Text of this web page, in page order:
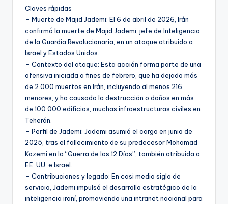
Claves rápidas
– Muerte de Majid Jademi: El 6 de abril de 2026, Irán
confirmó la muerte de Majid Jademi, jefe de Inteligencia
de la Guardia Revolucionaria, en un ataque atribuido a
Israel y Estados Unidos.
– Contexto del ataque: Esta acción forma parte de una
ofensiva iniciada a fines de febrero, que ha dejado más
de 2.000 muertos en Irán, incluyendo al menos 216
menores, y ha causado la destrucción o daños en más
de 100.000 edificios, muchas infraestructuras civiles en
Teherán.
– Perfil de Jademi: Jademi asumió el cargo en junio de
2025, tras el fallecimiento de su predecesor Mohamad
Kazemi en la “Guerra de los 12 Días”, también atribuida a
EE. UU. e Israel.
– Contribuciones y legado: En casi medio siglo de
servicio, Jademi impulsó el desarrollo estratégico de la
inteligencia iraní, promoviendo una intranet nacional para